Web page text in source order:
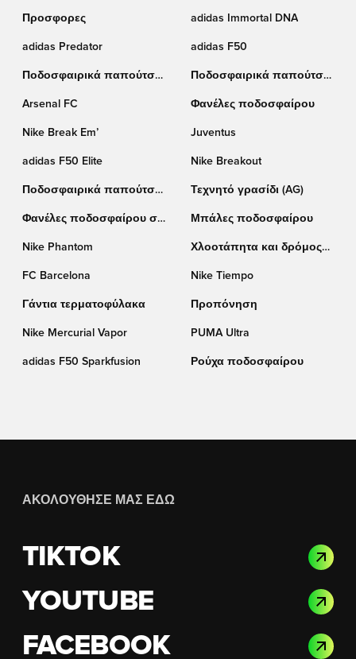
Προσφορες adidas Immortal DNA
adidas Predator adidas F50
Ποδοσφαιρικά παπούτσια
Ποδοσφαιρικά παπούτσια
Arsenal FC
Φανέλες ποδοσφαίρου
Nike Break Em’ Juventus
adidas F50 Elite Nike Breakout
Ποδοσφαιρικά παπούτσια
Τεχνητό γρασίδι (AG)
Φανέλες ποδοσφαίρου σε
Μπάλες ποδοσφαίρου
Nike Phantom
Χλοοτάπητα και δρόμος
FC Barcelona
Nike Tiempo
Γάντια τερματοφύλακα Προπόνηση
Nike Mercurial Vapor PUMA Ultra
adidas F50 Sparkfusion Ρούχα ποδοσφαίρου
ΑΚΟΛΟΎΘΗΣΈ ΜΑΣ ΕΔΏ
TIKTOK
YOUTUBE
FACEBOOK